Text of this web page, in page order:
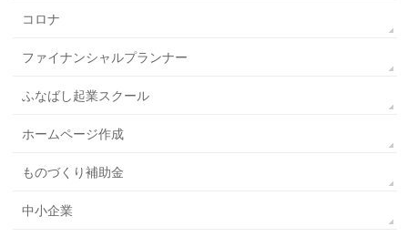
コロナ
ファイナンシャルプランナー
ふなばし起業スクール
ホームページ作成
ものづくり補助金
中小企業